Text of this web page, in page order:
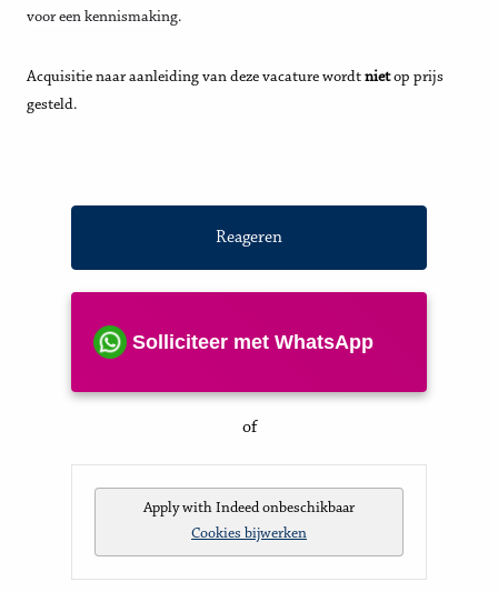
voor een kennismaking.
Acquisitie naar aanleiding van deze vacature wordt nietop prijs
gesteld.
Reageren
Solliciteer met WhatsApp
of
Apply with Indeed onbeschikbaar
Cookies bijwerken